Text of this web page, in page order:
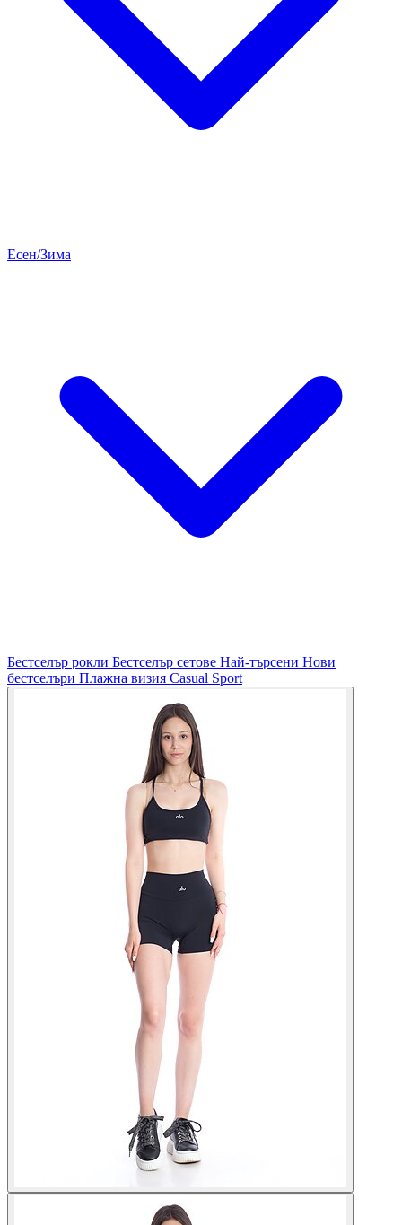
Есен/Зима
Бестселър рокли Бестселър сетове Най-търсени Нови
бестселъри Плажна визия Casual Sport